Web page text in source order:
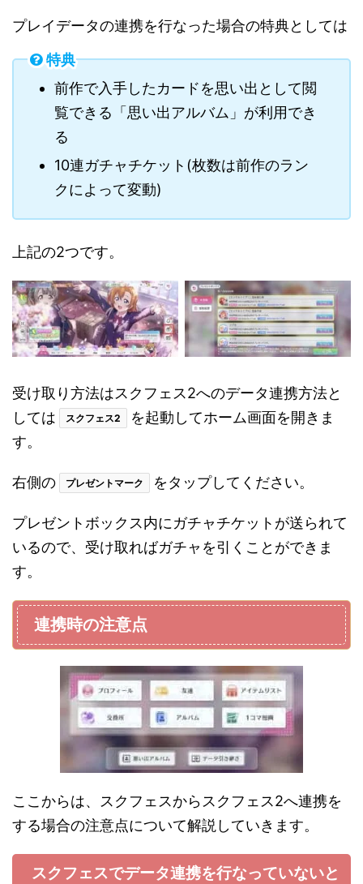
プレイデータの連携を行なった場合の特典としては
特典
前作で入手したカードを思い出として閲
覧できる「思い出アルバム」が利用でき
る
10連ガチャチケット(枚数は前作のラン
クによって変動)
上記の2つです。
受け取り方法はスクフェス2へのデータ連携方法と
しては
スクフェス2
を起動してホーム画面を開きま
す。
右側の プレゼントマーク をタップしてください。
プレゼントボックス内にガチャチケットが送られて
いるので、受け取ればガチャを引くことができま
す。
連携時の注意点
ここからは、スクフェスからスクフェス2へ連携を
する場合の注意点について解説していきます。
スクフェスでデータ連携を行なっていないと